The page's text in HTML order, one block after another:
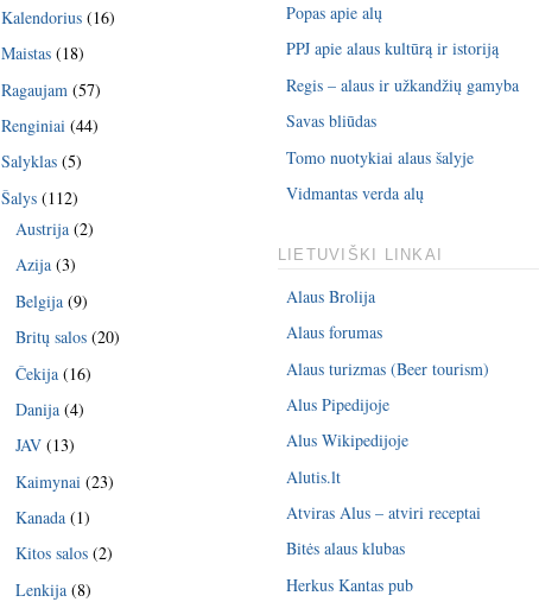
Kalendorius (16)
Maistas (18)
Ragaujam (57)
Renginiai (44)
Salyklas (5)
Šalys (112)
Austrija (2)
Azija (3)
Belgija (9)
Britų salos (20)
Čekija (16)
Danija (4)
JAV (13)
Kaimynai (23)
Kanada (1)
Kitos salos (2)
Lenkija (8)
Popas apie alų
PPJ apie alaus kultūrą ir istoriją
Regis – alaus ir užkandžių gamyba
Savas bliūdas
Tomo nuotykiai alaus šalyje
Vidmantas verda alų
LIETUVIŠKI LINKAI
Alaus Brolija
Alaus forumas
Alaus turizmas (Beer tourism)
Alus Pipedijoje
Alus Wikipedijoje
Alutis.lt
Atviras Alus – atviri receptai
Bitės alaus klubas
Herkus Kantas pub